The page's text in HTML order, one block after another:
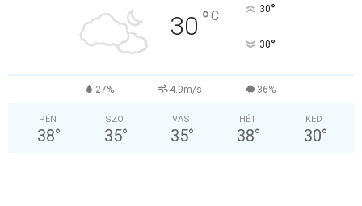
30 °C 30°
30°
27% 4.9m/s 36%
PÉN
38°
SZO
35°
VAS
35°
HÉT
38°
KED
30°